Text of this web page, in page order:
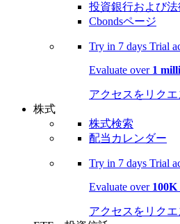
投資銀行および
Cbondsページ
Try in 7 days Trial
Evaluate over 1
アクセスをリクエ
株式
株式検索
配当カレンダー
Try in 7 days Trial
Evaluate over 100K
アクセスをリクエ